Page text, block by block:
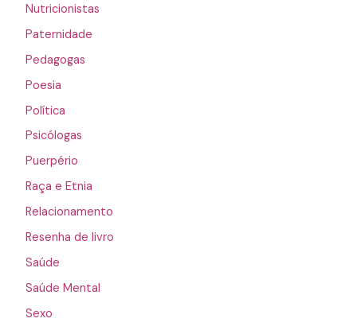
Nutricionistas
Paternidade
Pedagogas
Poesia
Política
Psicólogas
Puerpério
Raça e Etnia
Relacionamento
Resenha de livro
Saúde
Saúde Mental
Sexo